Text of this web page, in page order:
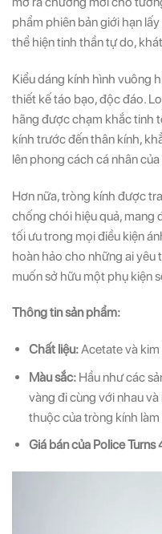
phẩm phiên bản giới hạn
thể hiện tinh thần tự do,
Kiểu dáng kính hình vuông
thiết kế táo bạo, độc đáo.
hãng được chạm khắc tinh
kính trước đến thân kính,
lên phong cách cá nhân
Hơn nữa, tròng kính được
chống chói hiệu quả, mang
tối ưu trong mọi điều kiện
hoàn hảo cho những ai
muốn sở hữu một phụ kiện
Thông tin sản phẩm:
Chất liệu:Acetate và kim
Màu sắc:Hầu như các
vàng đi cùng với nhau
thuộc của tròng kính
Giá bán của Police Turns